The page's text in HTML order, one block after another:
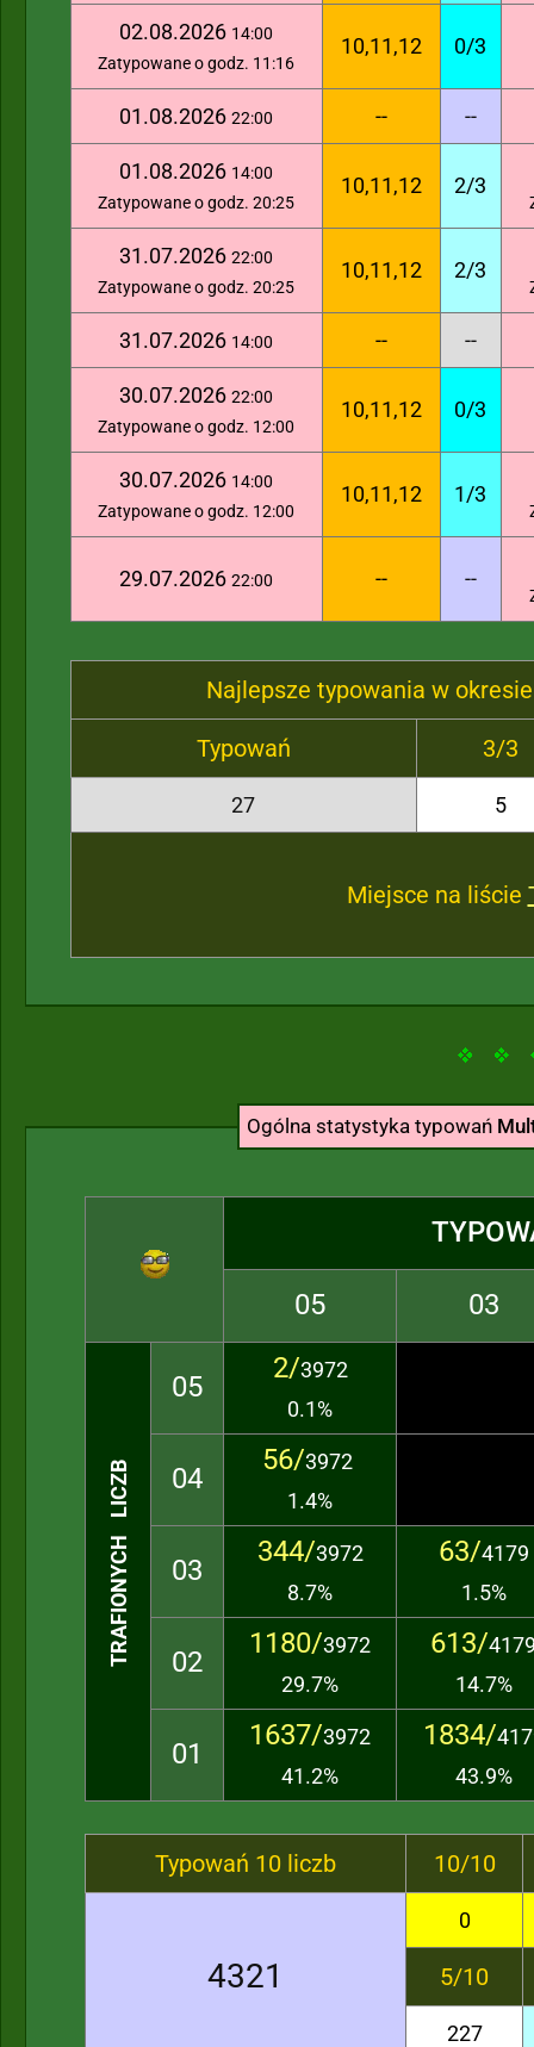
02.08.2026 14:00
Zatypowane o godz. 11:16
10,11,12 0/3
01.08.2026 22:00 -- --
01.08.2026 14:00
Zatypowane o godz. 20:25
10,11,12 2/3
31.07.2026 22:00
Zatypowane o godz. 20:25
10,11,12 2/3
31.07.2026 14:00 -- --
30.07.2026 22:00
Zatypowane o godz. 12:00
10,11,12 0/3
30.07.2026 14:00
Zatypowane o godz. 12:00
10,11,12 1/3
29.07.2026 22:00 -- --
Najlepsze typowania w
Typowań 3/3
27 5
Miejsce na liście
Ogólna statystyka typowań
05 03
TRAFIONYCH LICZB
05
2/3972
0.1%
04
56/3972
1.4%
03
344/3972
8.7%
63/4179
1.5%
02
1180/3972
29.7%
613/
14.7%
01
1637/3972
41.2%
1834/
43.9%
Typowań 10 liczb 10/10
4321
0
5/10
227